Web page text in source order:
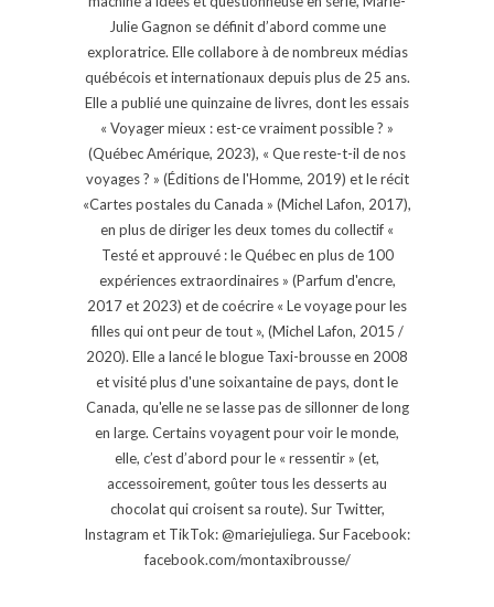
Julie Gagnon se définit d’abord comme une
exploratrice. Elle collabore à de nombreux médias
québécois et internationaux depuis plus de 25 ans.
Elle a publié une quinzaine de livres, dont les essais
« Voyager mieux : est-ce vraiment possible ? »
(Québec Amérique, 2023), « Que reste-t-il de nos
voyages ? » (Éditions de l'Homme, 2019) et le récit
«Cartes postales du Canada » (Michel Lafon, 2017),
en plus de diriger les deux tomes du collectif «
Testé et approuvé : le Québec en plus de 100
expériences extraordinaires » (Parfum d'encre,
2017 et 2023) et de coécrire « Le voyage pour les
filles qui ont peur de tout », (Michel Lafon, 2015 /
2020). Elle a lancé le blogue Taxi-brousse en 2008
et visité plus d'une soixantaine de pays, dont le
Canada, qu'elle ne se lasse pas de sillonner de long
en large. Certains voyagent pour voir le monde,
elle, c’est d’abord pour le « ressentir » (et,
accessoirement, goûter tous les desserts au
chocolat qui croisent sa route). Sur Twitter,
Instagram et TikTok: @mariejuliega. Sur Facebook:
facebook.com/montaxibrousse/